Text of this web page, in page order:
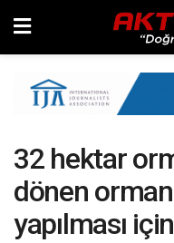
32 hektar
dönen
yapılması